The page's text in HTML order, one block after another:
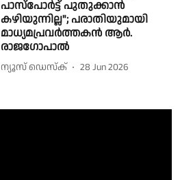
പാസ്‌പോർട്ട് പുതുക്കാൻ
കഴിയുന്നില്ല"; പരാതിയുമായി
മാധ്യമപ്രവർത്തകൻ ആർ.
രാജഗോപാൽ
ന്യൂസ് ഡെസ്ക് 28 Jun 2026